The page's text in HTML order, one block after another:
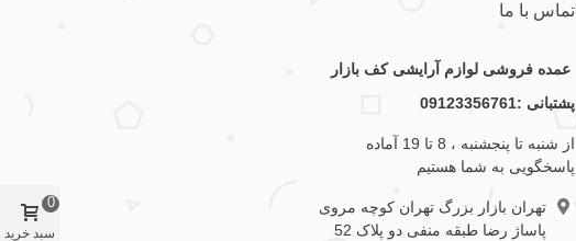
تماس با ما
عمده فروشی لوازم آرایشی کف بازار
پشتبانی :09123356761
از شنبه تا پنجشنبه ، 8 تا 19 آماده
پاسخگویی به شما هستیم
تهران بازار بزرگ تهران کوچه مروی
پاساژ رضا طبقه منفی دو پلاک 52
سبد خرید
0